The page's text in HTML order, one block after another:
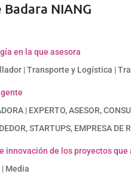
NIANG
en la que asesora
| Transporte y Logística |
| EXPERTO, ASESOR,
STARTUPS, EMPRESA DE
innovación de los proyectos que
Media